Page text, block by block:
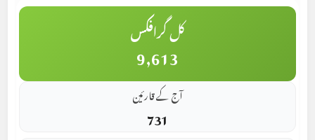
کل گرافکس
9,613
آج کے قارئین
731